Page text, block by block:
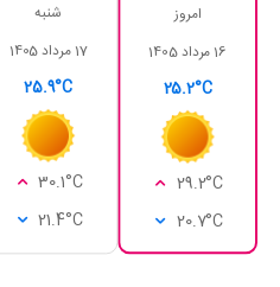
امروز
16 مرداد 1405
25.2°C
29.2°C
20.7°C
شنبه
17 مرداد 1405
25.9°C
30.1°C
21.4°C